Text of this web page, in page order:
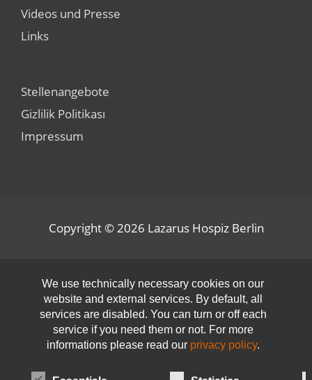
Videos und Presse
Links
Stellenangebote
Gizlilik Politikası
Impressum
Copyright © 2026 Lazarus Hospiz Berlin
Open toolbar
We use technically necessary cookies on our
website and external services. By default, all
services are disabled. You can turn or off each
service if you need them or not. For more
informations please read our privacy policy.